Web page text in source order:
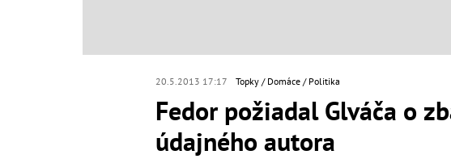
20.5.2013 17:17 Topky Domáce Politika
Fedor požiadal Glváča o
údajného autora